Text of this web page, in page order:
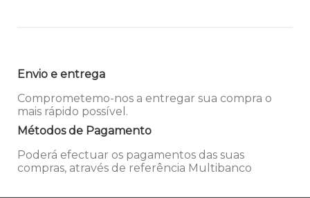
Envio e entrega
Comprometemo-nos a entregar sua compra o
mais rápido possível.
Métodos de Pagamento
Poderá efectuar os pagamentos das suas
compras, através de referência Multibanco